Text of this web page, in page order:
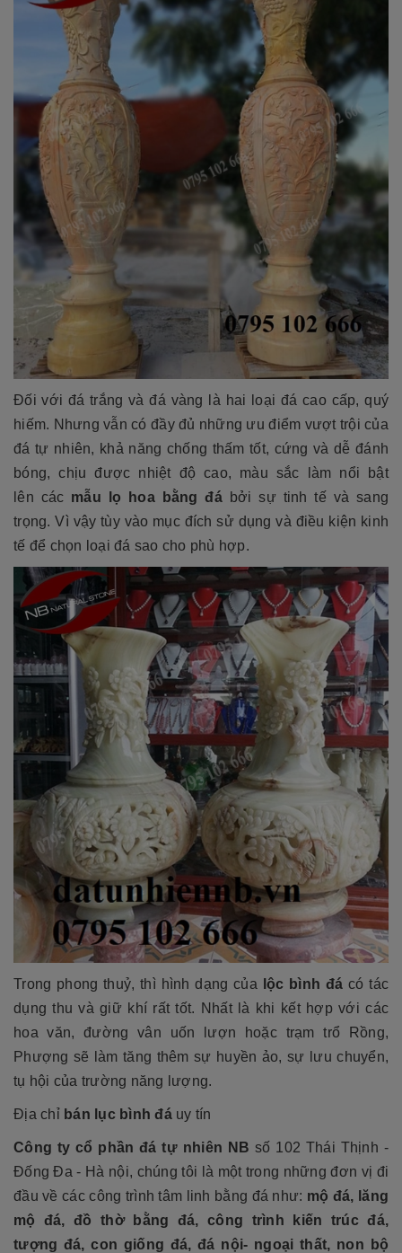
Đối với đá trắng và đá vàng là hai loại đá cao cấp, quý
hiếm. Nhưng vẫn có đầy đủ những ưu điểm vượt trội của
đá tự nhiên, khả năng chống thấm tốt, cứng và dễ đánh
bóng, chịu được nhiệt độ cao, màu sắc làm nổi bật
lên các mẫu lọ hoa bằng đá bởi sự tinh tế và sang
trọng. Vì vậy tùy vào mục đích sử dụng và điều kiện kinh
tế để chọn loại đá sao cho phù hợp.
Trong phong thuỷ, thì hình dạng của lộc bình đá có tác
dụng thu và giữ khí rất tốt. Nhất là khi kết hợp với các
hoa văn, đường vân uốn lượn hoặc trạm trổ Rồng,
Phượng sẽ làm tăng thêm sự huyền ảo, sự lưu chuyển,
tụ hội của trường năng lượng.
Địa chỉ bán lục bình đáuy tín
Công ty cổ phần đá tự nhiên NB số 102 Thái Thịnh -
Đống Đa - Hà nội, chúng tôi là một trong những đơn vị đi
đầu về các công trình tâm linh bằng đá như: mộ đá, lăng
mộ đá, đồ thờ bằng đá, công trình kiến trúc đá,
tượng đá, con giống đá, đá nội- ngoại thất, non bộ